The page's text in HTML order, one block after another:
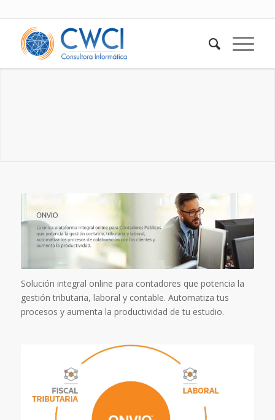
Solución integral online para contadores que potencia la
gestión tributaria, laboral y contable. Automatiza tus
procesos y aumenta la productividad de tu estudio.